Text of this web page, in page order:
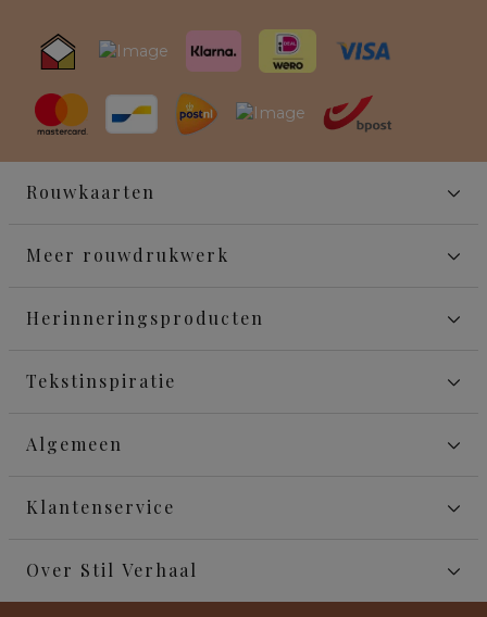
Rouwkaarten
Meer rouwdrukwerk
Herinneringsproducten
Tekstinspiratie
Algemeen
Klantenservice
Over Stil Verhaal